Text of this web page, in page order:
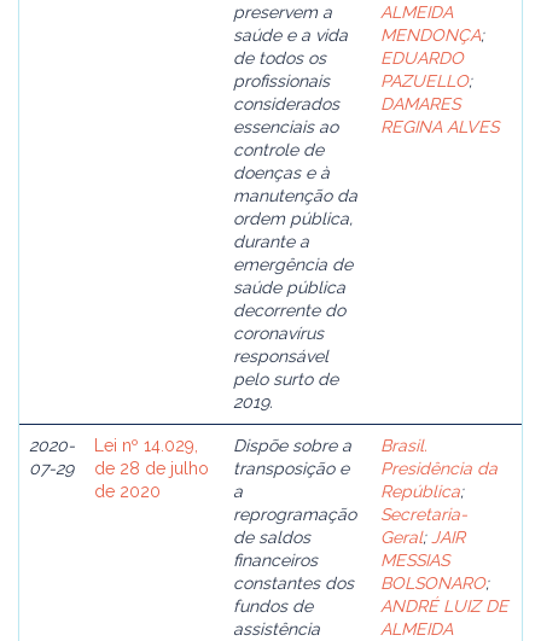
preservem a
saúde e a vida
de todos os
profissionais
considerados
essenciais ao
controle de
doenças e à
manutenção da
ordem pública,
durante a
emergência de
saúde pública
decorrente do
coronavírus
responsável
pelo surto de
2019.
ALMEIDA
MENDONÇA;
EDUARDO
PAZUELLO;
DAMARES
REGINA ALVES
2020-
07-29
Lei nº 14.029,
de 28 de julho
de 2020
Dispõe sobre a
transposição e
a
reprogramação
de saldos
financeiros
constantes dos
fundos de
assistência
Brasil.
Presidência da
República;
Secretaria-
Geral; JAIR
MESSIAS
BOLSONARO;
ANDRÉ LUIZ DE
ALMEIDA